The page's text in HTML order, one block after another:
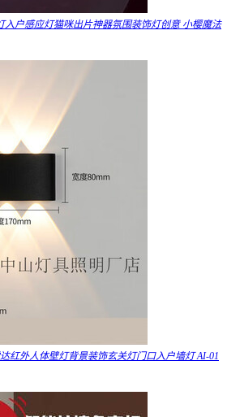
入户感应灯猫咪出片神器氛围装饰灯创意 小樱魔法
红外人体壁灯背景装饰玄关灯门口入户墙灯 AI-01